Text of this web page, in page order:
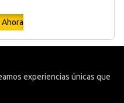
experiencias únicas que